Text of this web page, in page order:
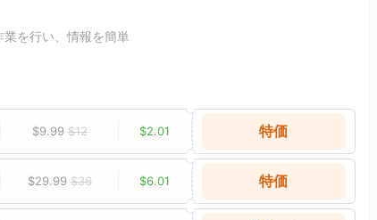
を行い、情報を簡単
$9.99 $12 $2.01 特価
$29.99 $36 $6.01 特価